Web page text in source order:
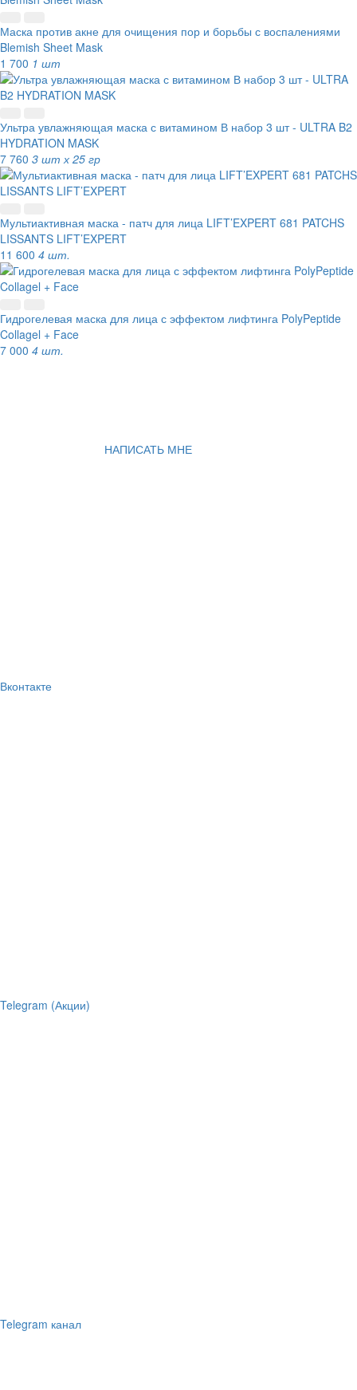
Маска против акне для очищения пор и борьбы с воспалениями
Blemish Sheet Mask
1 700 1 шт
Ультра увлажняющая маска с витамином В набор 3 шт - ULTRA B2
HYDRATION MASK
7 760 3 шт х 25 гр
Мультиактивная маска - патч для лица LIFT’EXPERT 681 PATCHS
LISSANTS LIFT’EXPERT
11 600 4 шт.
Гидрогелевая маска для лица с эффектом лифтинга PolyPeptide
Collagel + Face
7 000 4 шт.
НАПИСАТЬ МНЕ
Вконтакте
Telegram (Акции)
Telegram канал